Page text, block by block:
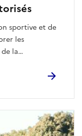
sportive et de
les
la